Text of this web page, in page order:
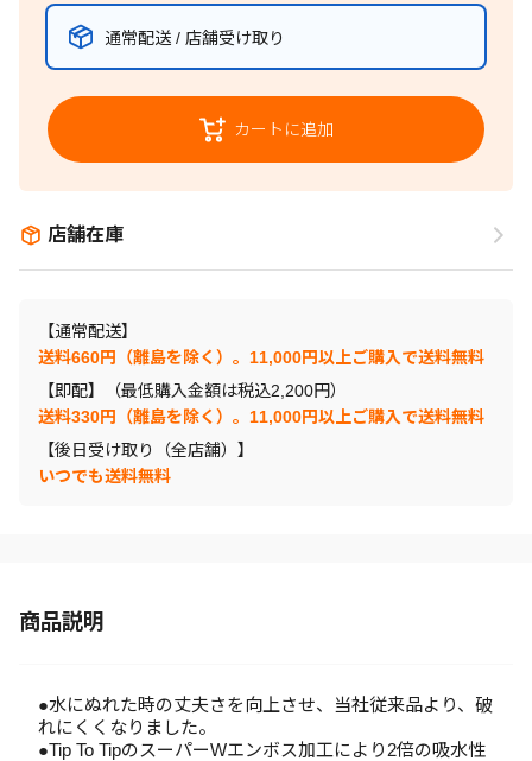
通常配送 / 店舗受け取り
カートに追加
店舗在庫
【通常配送】
送料660円（離島を除く）。11,000円以上ご購入で送料無料
【即配】（最低購入金額は税込2,200円）
送料330円（離島を除く）。11,000円以上ご購入で送料無料
【後日受け取り（全店舗）】
いつでも送料無料
商品説明
●水にぬれた時の丈夫さを向上させ、当社従来品より、破
れにくくなりました。
●Tip To TipのスーパーWエンボス加工により2倍の吸水性